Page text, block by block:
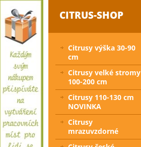
CITRUS-SHOP
Citrusy výška 30-90
cm
Citrusy velké stromy
100-200 cm
Citrusy 110-130 cm
NOVINKA
Citrusy
mrazuvzdorné